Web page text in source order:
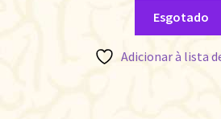
Esgotado
Adicionar à lista